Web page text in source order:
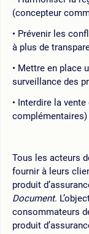
(concepteur
Prévenir les
à plus de
Mettre en place
surveillance des
Interdire la
complémentaires)
Tous les acteurs
fournir à leurs
produit
Document.
consommateurs
produit